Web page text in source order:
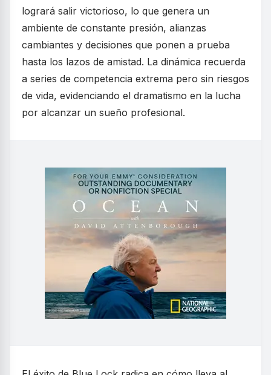
logrará salir victorioso, lo que genera un
ambiente de constante presión, alianzas
cambiantes y decisiones que ponen a prueba
hasta los lazos de amistad. La dinámica recuerda
a series de competencia extrema pero sin riesgos
de vida, evidenciando el dramatismo en la lucha
por alcanzar un sueño profesional.